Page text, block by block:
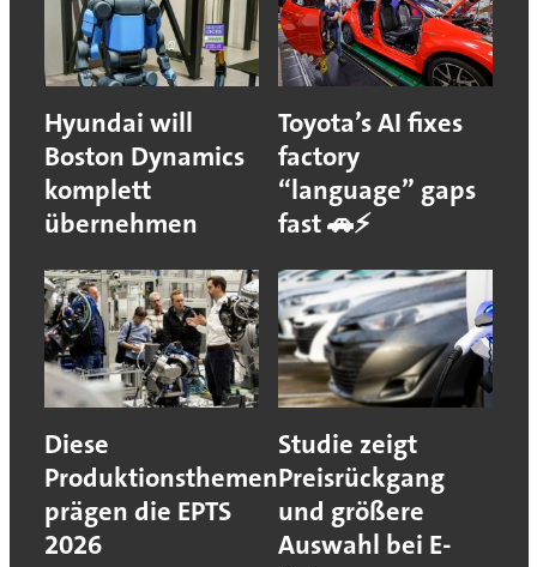
Hyundai will
Boston Dynamics
komplett
übernehmen
Toyota’s AI fixes
factory
“language” gaps
fast 🚗⚡
Diese
Produktionsthemen
prägen die EPTS
2026
Studie zeigt
Preisrückgang
und größere
Auswahl bei E-